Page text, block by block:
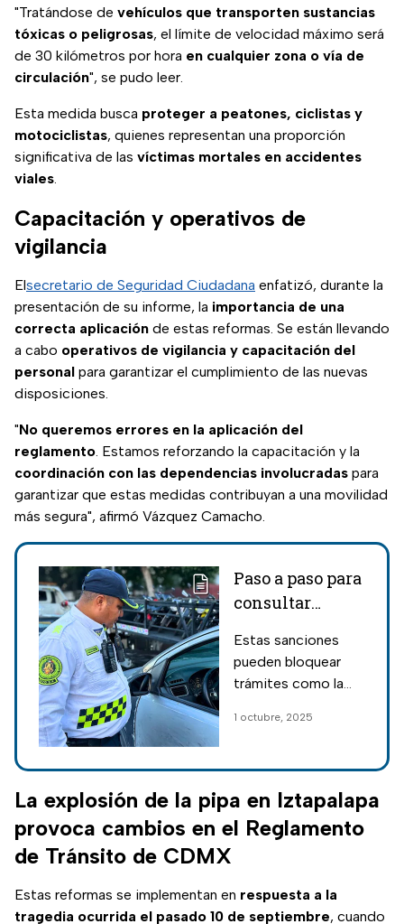
"Tratándose de vehículos que transporten sustancias
tóxicas o peligrosas, el límite de velocidad máximo será
de 30 kilómetros por hora en cualquier zona o vía de
circulación", se pudo leer.
Esta medida busca proteger a peatones, ciclistas y
motociclistas, quienes representan una proporción
significativa de las víctimas mortales en accidentes
viales.
Capacitación y operativos de
vigilancia
Elsecretario de Seguridad Ciudadana enfatizó, durante la
presentación de su informe, la importancia de una
correcta aplicación de estas reformas. Se están llevando
a cabo operativos de vigilancia y capacitación del
personal para garantizar el cumplimiento de las nuevas
disposiciones.
"No queremos errores en la aplicación del
reglamento. Estamos reforzando la capacitación y la
coordinación con las dependencias involucradas para
garantizar que estas medidas contribuyan a una movilidad
más segura", afirmó Vázquez Camacho.
Paso a paso para
consultar
tránsito en
línea y poder
Estas sanciones
pueden bloquear
trámites como la
renovación de
Aprende a
consultarlas y
pagarlas a tiempo
en CDMX y
1 octubre, 2025
La explosión de la pipa en Iztapalapa
provoca cambios en el Reglamento
de Tránsito de CDMX
Estas reformas se implementan en respuesta a la
tragedia ocurrida el pasado 10 de septiembre, cuando